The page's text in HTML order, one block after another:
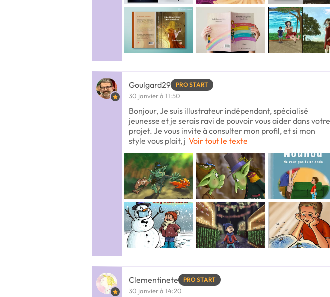
Goulgard29 PRO START
30 janvier à 11:50
Bonjour, Je suis illustrateur indépendant, spécialisé
jeunesse et je serais ravi de pouvoir vous aider dans votre
projet. Je vous invite à consulter mon profil, et si mon
style vous plait, j Voir tout le texte
Clementinete PRO START
30 janvier à 14:20